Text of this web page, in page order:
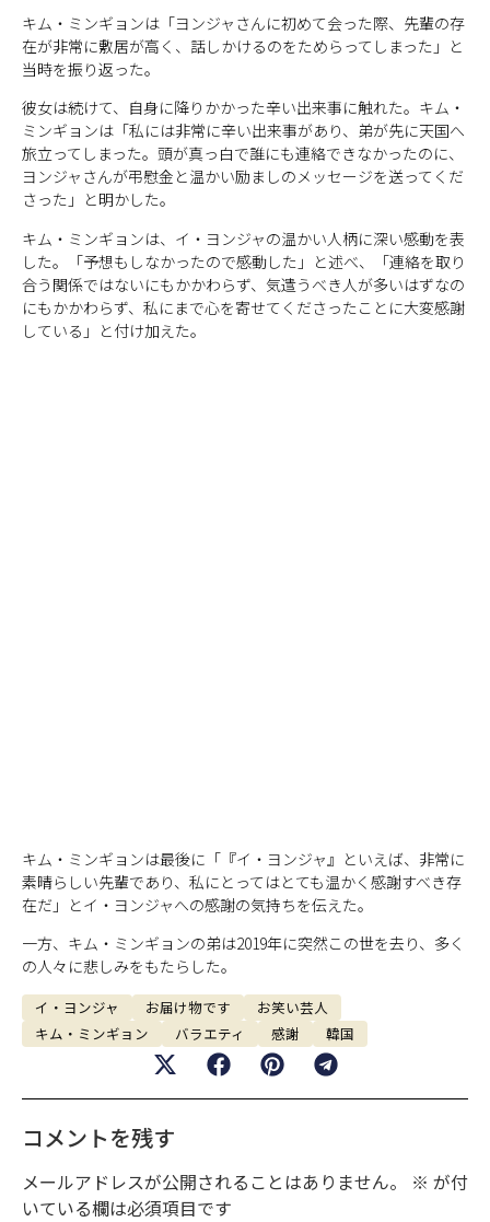
キム・ミンギョンは「ヨンジャさんに初めて会った際、先輩の存
在が非常に敷居が高く、話しかけるのをためらってしまった」と
当時を振り返った。
彼女は続けて、自身に降りかかった辛い出来事に触れた。キム・
ミンギョンは「私には非常に辛い出来事があり、弟が先に天国へ
旅立ってしまった。頭が真っ白で誰にも連絡できなかったのに、
ヨンジャさんが弔慰金と温かい励ましのメッセージを送ってくだ
さった」と明かした。
キム・ミンギョンは、イ・ヨンジャの温かい人柄に深い感動を表
した。「予想もしなかったので感動した」と述べ、「連絡を取り
合う関係ではないにもかかわらず、気遣うべき人が多いはずなの
にもかかわらず、私にまで心を寄せてくださったことに大変感謝
している」と付け加えた。
キム・ミンギョンは最後に「『イ・ヨンジャ』といえば、非常に
素晴らしい先輩であり、私にとってはとても温かく感謝すべき存
在だ」とイ・ヨンジャへの感謝の気持ちを伝えた。
一方、キム・ミンギョンの弟は2019年に突然この世を去り、多く
の人々に悲しみをもたらした。
イ・ヨンジャ お届け物です
お笑い芸人
キム・ミンギョン
バラエティ 感謝 韓国
コメントを残す
メールアドレスが公開されることはありません。 ※ が付
いている欄は必須項目です